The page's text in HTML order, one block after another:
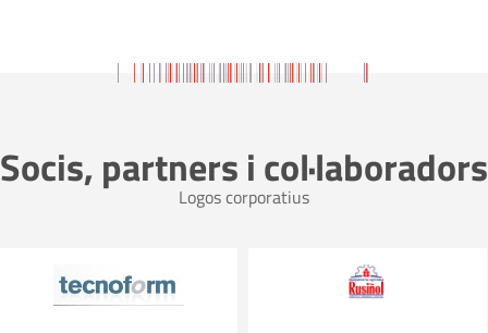
Socis, partners i col·laboradors
Logos corporatius